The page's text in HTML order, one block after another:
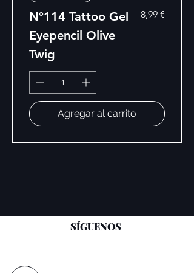
Nº114 Tattoo Gel
Eyepencil Olive
Twig
Precio
8,99 €
Agregar al carrito
SÍGUENOS